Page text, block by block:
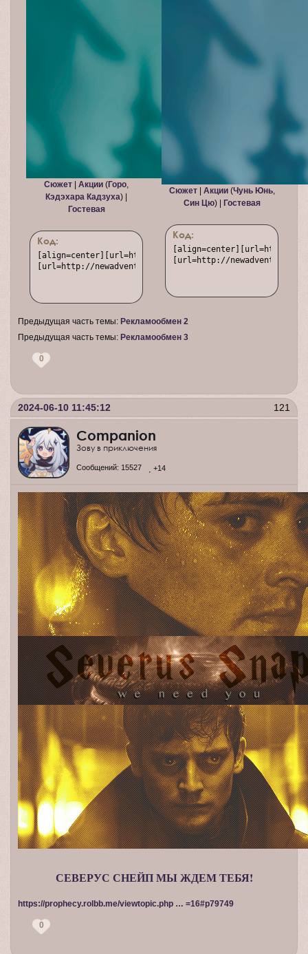
Сюжет Акции (Горо,
Кэдэхара Кадзуха) |
Гостевая
Код:
[align=center][url=http://newadventure.rusff.me/
[url=http://newadventure.rusff.me/
Сюжет| Акции(Чунь Юнь,
Син Цю) | Гостевая
Код:
[align=center][url=http://
[url=http://
Предыдущая часть темы: Рекламообмен 2
Предыдущая часть темы: Рекламообмен 3
0
121
2024-06-10 11:45:12
Companion
Зову в приключения
Сообщений: 15527 +14
СЕВЕРУС СНЕЙП МЫ ЖДЕМ ТЕБЯ!
https://prophecy.rolbb.me/viewtopic.php … =16#p79749
0